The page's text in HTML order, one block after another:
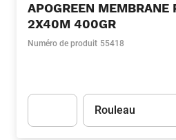
APOGREEN MEMBRANE
2X40M 400GR
Numéro de produit 55418
Unité
Rouleau